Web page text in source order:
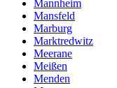
Mannheim
Mansfeld
Marburg
Marktredwitz
Meerane
Meißen
Menden